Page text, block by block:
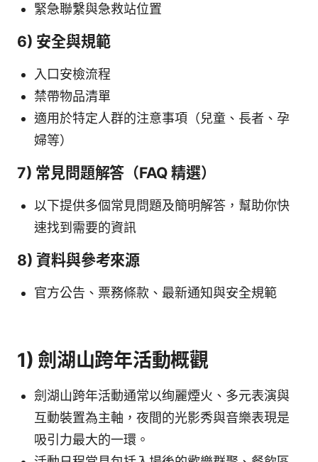
緊急聯繫與急救站位置
6) 安全與規範
入口安檢流程
禁帶物品清單
適用於特定人群的注意事項（兒童、長者、孕
婦等）
7) 常見問題解答（FAQ 精選）
以下提供多個常見問題及簡明解答，幫助你快
速找到需要的資訊
8) 資料與參考來源
官方公告、票務條款、最新通知與安全規範
1) 劍湖山跨年活動概觀
劍湖山跨年活動通常以绚麗煙火、多元表演與
互動裝置為主軸，夜間的光影秀與音樂表現是
吸引力最大的一環。